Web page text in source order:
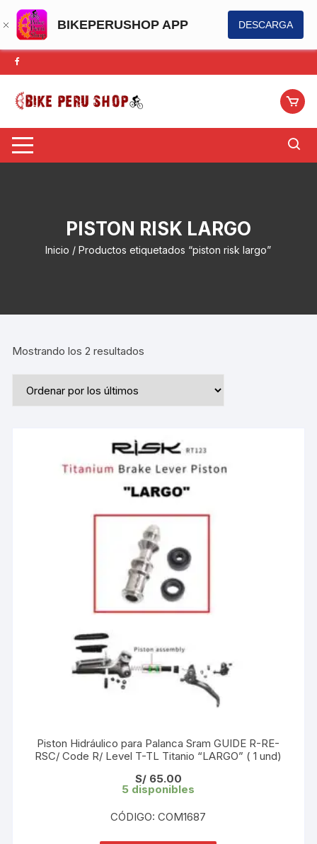
BIKEPERUSHOP APP DESCARGA
Saltar
al
contenido
PISTON RISK LARGO
Inicio / Productos etiquetados “piston risk largo”
Mostrando los 2 resultados
Piston Hidráulico para Palanca Sram GUIDE R-RE-
RSC/ Code R/ Level T-TL Titanio “LARGO” ( 1 und)
S/65.00
5 disponibles
CÓDIGO: COM1687